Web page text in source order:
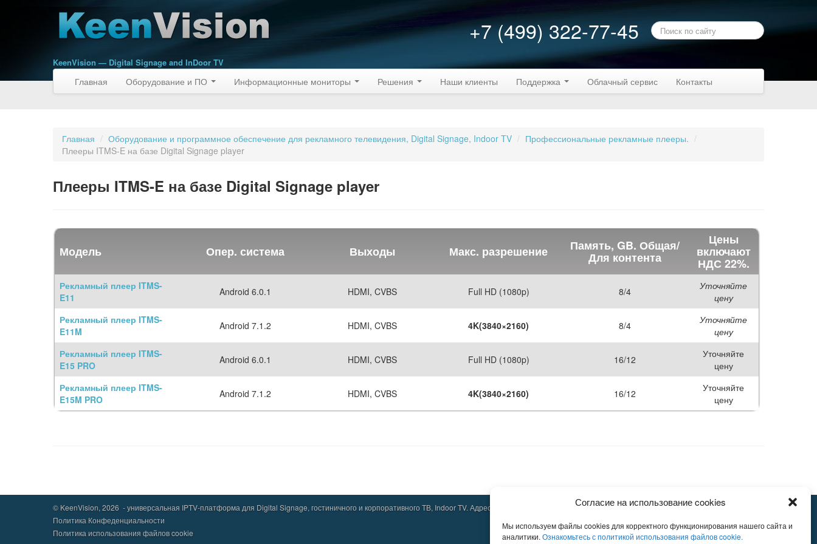
Согласие на использование cookies
Мы используем файлы cookies для корректного функционирования нашего сайта и
аналитики. Ознакомьтесь с политикой использования файлов cookie.
KeenVision — Digital Signage and InDoor TV
+7 (499) 322-77-45
Главная Оборудование и ПО Информационные мониторы Решения Наши клиенты Поддержка Облачный сервис Контакты
Главная / Оборудование и программное обеспечение для рекламного телевидения, Digital Signage, Indoor TV / Профессиональные рекламные плееры. /
Плееры ITMS-E на базе Digital Signage player
Плееры ITMS-E на базе Digital Signage player
Модель Опер. система Выходы Макс. разрешение Память, GB. Общая/
Для контента
Цены
включают
НДС 22%.
Рекламный плеер ITMS-
E11
Android 6.0.1 HDMI, CVBS Full HD (1080p) 8/4
Уточняйте
цену
Рекламный плеер ITMS-
E11M
Android 7.1.2 HDMI, CVBS 4K(3840×2160) 8/4
Уточняйте
цену
Рекламный плеер ITMS-
E15 PRO
Android 6.0.1 HDMI, CVBS Full HD (1080p) 16/12
Уточняйте
цену
Рекламный плеер ITMS-
E15M PRO
Android 7.1.2 HDMI, CVBS 4K(3840×2160) 16/12
Уточняйте
цену
© KeenVision, 2026 - универсальная IPTV-платформа для Digital Signage, гостиничного и корпоративного ТВ, Indoor TV. Адрес: Москва, Зеленоград, Георгиевский проспект д.5, стр.2
Политика Конфеденциальности
Политика использования файлов cookie